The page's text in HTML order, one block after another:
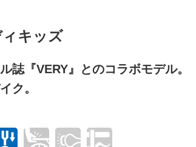
キッズ
誌『VERY』とのコラボモデル。
ク。